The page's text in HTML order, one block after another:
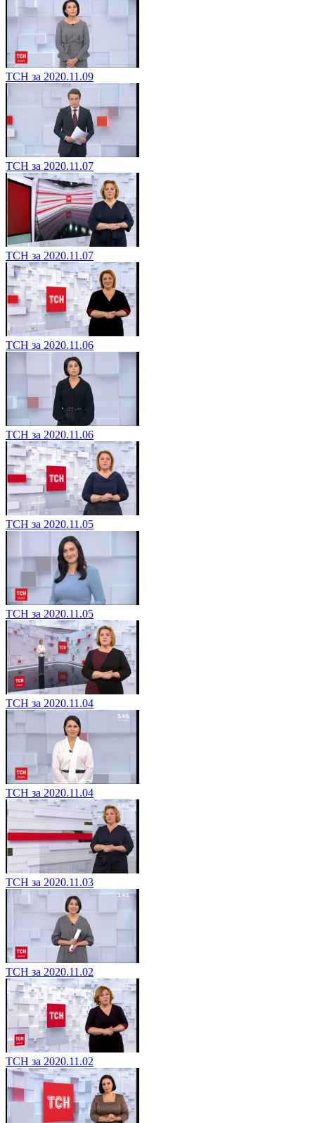
ТСН за 2020.11.09
ТСН за 2020.11.07
ТСН за 2020.11.07
ТСН за 2020.11.06
ТСН за 2020.11.06
ТСН за 2020.11.05
ТСН за 2020.11.05
ТСН за 2020.11.04
ТСН за 2020.11.04
ТСН за 2020.11.03
ТСН за 2020.11.02
ТСН за 2020.11.02